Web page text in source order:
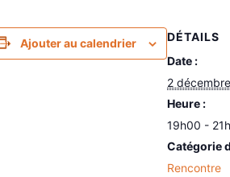
Ajouter au calendrier
DÉTAILS
Date :
2
Heure :
19h00 -
Catégorie
Rencontre